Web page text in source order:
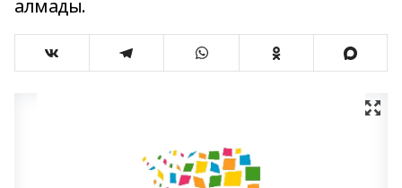
алмады.